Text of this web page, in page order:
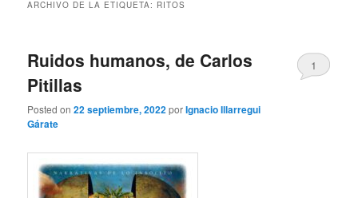
ARCHIVO DE LA ETIQUETA: RITOS
Ruidos humanos, de Carlos
Pitillas
Posted on22 septiembre, 2022porIgnacio Illarregui
Gárate
1